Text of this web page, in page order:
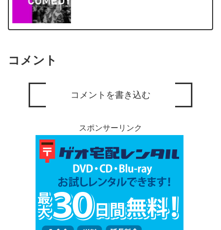
コメント
コメントを書き込む
スポンサーリンク